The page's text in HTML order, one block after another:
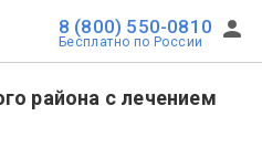
8 (800) 550-0810
Бесплатно по России
района с лечением